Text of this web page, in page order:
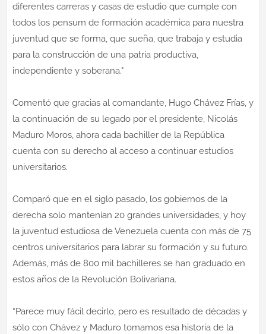
diferentes carreras y casas de estudio que cumple con
todos los pensum de formación académica para nuestra
juventud que se forma, que sueña, que trabaja y estudia
para la construcción de una patria productiva,
independiente y soberana."
Comentó que gracias al comandante, Hugo Chávez Frías, y
la continuación de su legado por el presidente, Nicolás
Maduro Moros, ahora cada bachiller de la República
cuenta con su derecho al acceso a continuar estudios
universitarios.
Comparó que en el siglo pasado, los gobiernos de la
derecha solo mantenían 20 grandes universidades, y hoy
la juventud estudiosa de Venezuela cuenta con más de 75
centros universitarios para labrar su formación y su futuro.
Además, más de 800 mil bachilleres se han graduado en
estos años de la Revolución Bolivariana.
“Parece muy fácil decirlo, pero es resultado de décadas y
sólo con Chávez y Maduro tomamos esa historia de la